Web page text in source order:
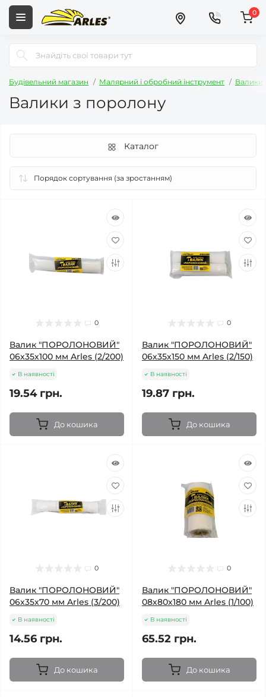
0
Будівельний магазин Малярний і обробний інструмент Валики
Валики з поролону
Каталог
0
Валик "ПОРОЛОНОВИЙ"
06х35х100 мм Arles (2/200)
В наявності
19.54 грн.
До кошика
0
Валик "ПОРОЛОНОВИЙ"
06х35х150 мм Arles (2/150)
В наявності
19.87 грн.
До кошика
0
Валик "ПОРОЛОНОВИЙ"
06х35х70 мм Arles (3/200)
В наявності
14.56 грн.
До кошика
0
Валик "ПОРОЛОНОВИЙ"
08х80х180 мм Arles (1/100)
В наявності
65.52 грн.
До кошика